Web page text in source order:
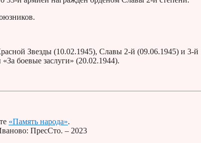
Звезды (10.02.1945), Славы 2-й (09.06.1945) и 3-й
боевые заслуги» (20.02.1944).
«Память народа».
ПресСто. – 2023